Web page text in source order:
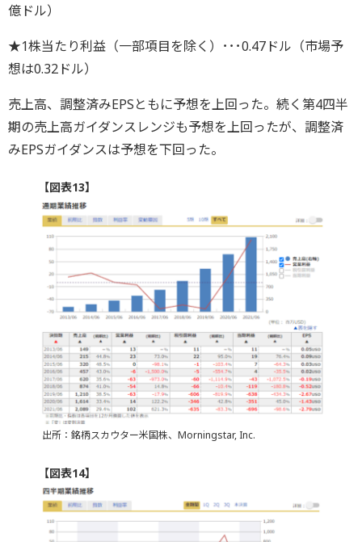
億ドル）
★1株当たり利益（一部項目を除く）･･･0.47ドル（市場予
想は0.32ドル）
売上高、調整済みEPSともに予想を上回った。続く第4四半
期の売上高ガイダンスレンジも予想を上回ったが、調整済
みEPSガイダンスは予想を下回った。
【図表13】
出所：銘柄スカウター米国株、Morningstar, Inc.
【図表14】